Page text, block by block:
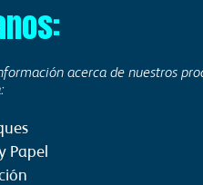
acerca de nuestros
Papel